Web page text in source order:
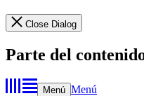
Close Dialog
Parte del
Menú Menú